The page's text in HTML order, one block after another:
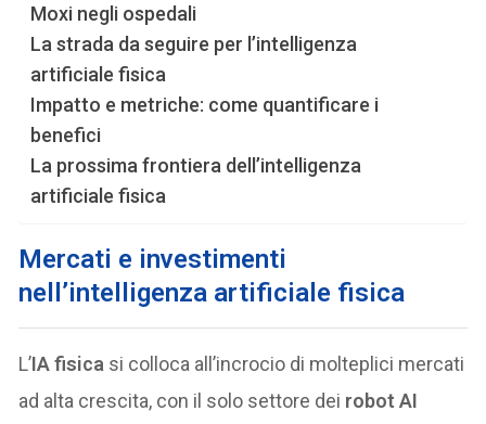
Moxi negli ospedali
La strada da seguire per l’intelligenza
artificiale fisica
Impatto e metriche: come quantificare i
benefici
La prossima frontiera dell’intelligenza
artificiale fisica
Mercati e investimenti
nell’intelligenza artificiale fisica
L’IA fisica si colloca all’incrocio di molteplici mercati
ad alta crescita, con il solo settore dei robot AI